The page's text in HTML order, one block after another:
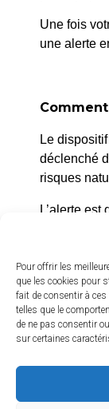
Pour offrir les
que les cookies pour
fait de consentir à
telles que le
de ne pas consentir
sur certaines
La
2 avenue de
13640 La
04 42 95
Nous
Du lundi au
de 8h30 à
Le vendredi :
Une fois
une alerte
Le
déclenché
risques
L’alerte est
ville, et
Prenez
bénéficier
https://